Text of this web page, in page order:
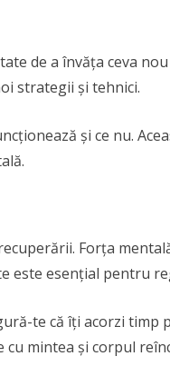
de a învăța ceva
strategii și tehnici.
și ce nu.
Forța
este esențial pentru
te că îți acorzi timp
mintea și corpul